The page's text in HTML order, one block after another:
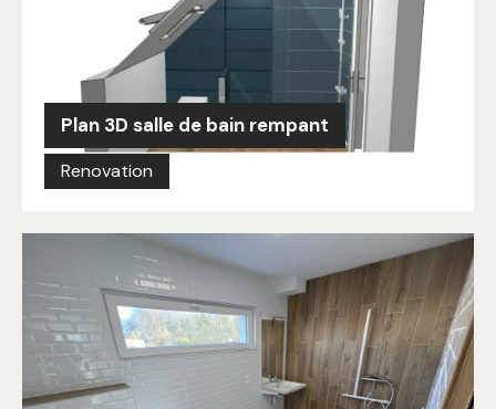
Plan 3D salle de bain rempant
Renovation